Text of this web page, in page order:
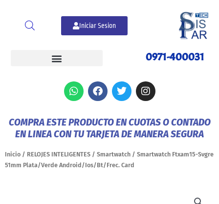
contenido
Iniciar Sesion
0971-400031
W
h
s
a
p
F
a
b
o
k
T
w
t
e
I
n
a
g
a
COMPRA ESTE PRODUCTO EN CUOTAS O CONTADO
EN LINEA CON TU TARJETA DE MANERA SEGURA
Inicio / RELOJES INTELIGENTES / Smartwatch / Smartwatch Ftxam15-Svgre
51mm Plata/Verde Android/Ios/Bt/Frec. Card